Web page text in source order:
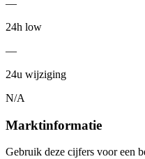
—
24h low
—
24u wijziging
N/A
Marktinformatie
Gebruik deze cijfers voor een